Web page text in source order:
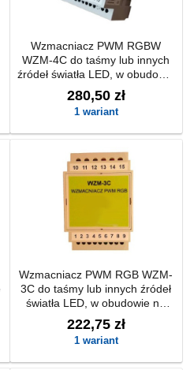
Wzmacniacz PWM RGBW
WZM-4C do taśmy lub innych
źródeł światła LED, w obudowie
na szynę DIN.
280,50 zł
1 wariant
Wzmacniacz PWM RGB WZM-
3C do taśmy lub innych źródeł
światła LED, w obudowie na
szynę DIN.
222,75 zł
1 wariant